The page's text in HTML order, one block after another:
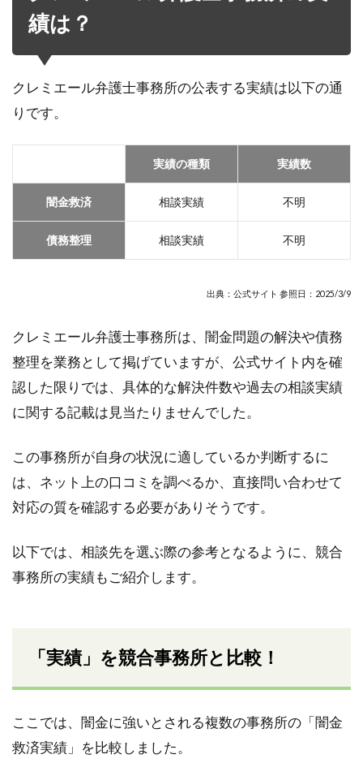
績は？
クレミエール弁護士事務所の公表する実績は以下の通
りです。
実績の種類 実績数
闇金救済 相談実績 不明
債務整理 相談実績 不明
出典：公式サイト 参照日：2025/3/9
クレミエール弁護士事務所は、闇金問題の解決や債務
整理を業務として掲げていますが、公式サイト内を確
認した限りでは、具体的な解決件数や過去の相談実績
に関する記載は見当たりませんでした。
この事務所が自身の状況に適しているか判断するに
は、ネット上の口コミを調べるか、直接問い合わせて
対応の質を確認する必要がありそうです。
以下では、相談先を選ぶ際の参考となるように、競合
事務所の実績もご紹介します。
「実績」を競合事務所と比較！
ここでは、闇金に強いとされる複数の事務所の「闇金
救済実績」を比較しました。